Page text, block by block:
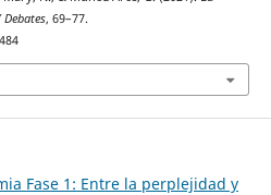
Debates, 69–77.
Fase 1: Entre la perplejidad y